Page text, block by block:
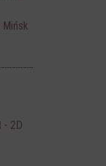
- 2D